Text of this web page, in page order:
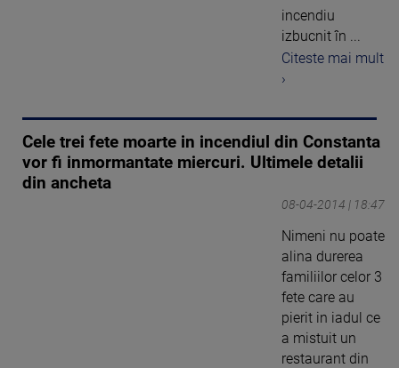
incendiu
izbucnit în ...
Citeste mai mult
›
Cele trei fete moarte in incendiul din Constanta
vor fi inmormantate miercuri. Ultimele detalii
din ancheta
08-04-2014 | 18:47
Nimeni nu poate
alina durerea
familiilor celor 3
fete care au
pierit in iadul ce
a mistuit un
restaurant din